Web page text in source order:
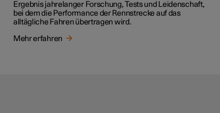
Ergebnis jahrelanger Forschung, Tests und Leidenschaft,
bei dem die Performance der Rennstrecke auf das
alltägliche Fahren übertragen wird.
Mehr erfahren